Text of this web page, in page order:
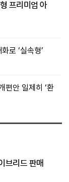
프리미엄 아
로 ‘실속형’
편안 일제히 ‘환
브리드 판매